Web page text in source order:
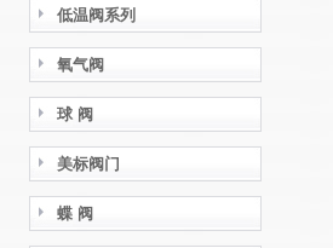
低温阀系列
氧气阀
球 阀
美标阀门
蝶 阀